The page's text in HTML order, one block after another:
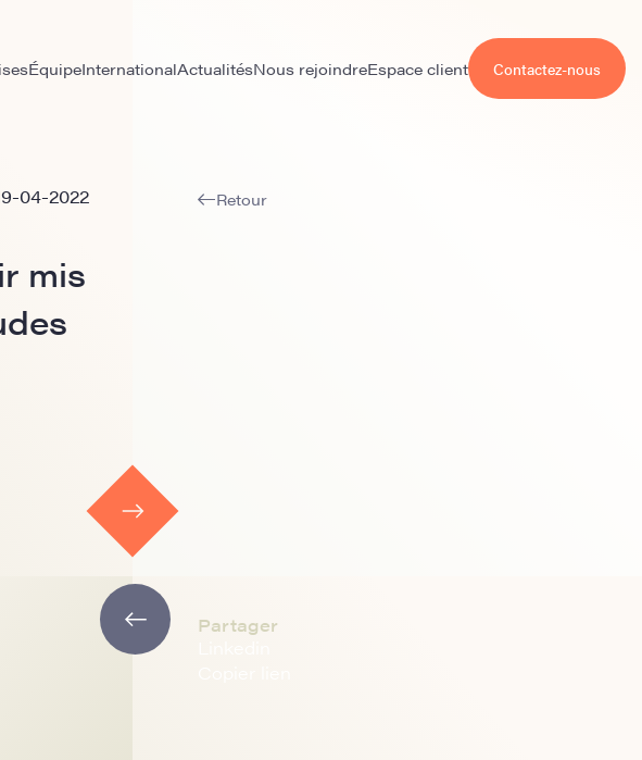
ÉquipeInternationalActualitésNous rejoindreEspace client Contactez-nous
04-2022
mis
Retour
Partager